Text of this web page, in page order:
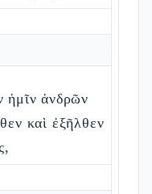
ἡμῖν ἀνδρῶν
καὶ ἐξῆλθεν